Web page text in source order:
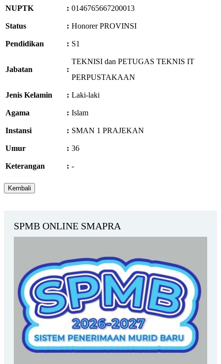
NUPTK : 0146765667200013
Status : Honorer PROVINSI
Pendidikan : S1
Jabatan :
TEKNISI dan PETUGAS TEKNIS IT
PERPUSTAKAAN
Jenis Kelamin : Laki-laki
Agama : Islam
Instansi : SMAN 1 PRAJEKAN
Umur : 36
Keterangan : -
SPMB ONLINE SMAPRA